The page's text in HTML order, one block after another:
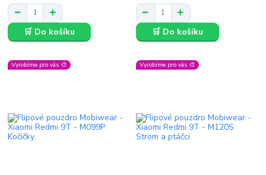
🛒 Do košíku 🛒 Do košíku
Vyrobíme pro vás 🎨 Vyrobíme pro vás 🎨